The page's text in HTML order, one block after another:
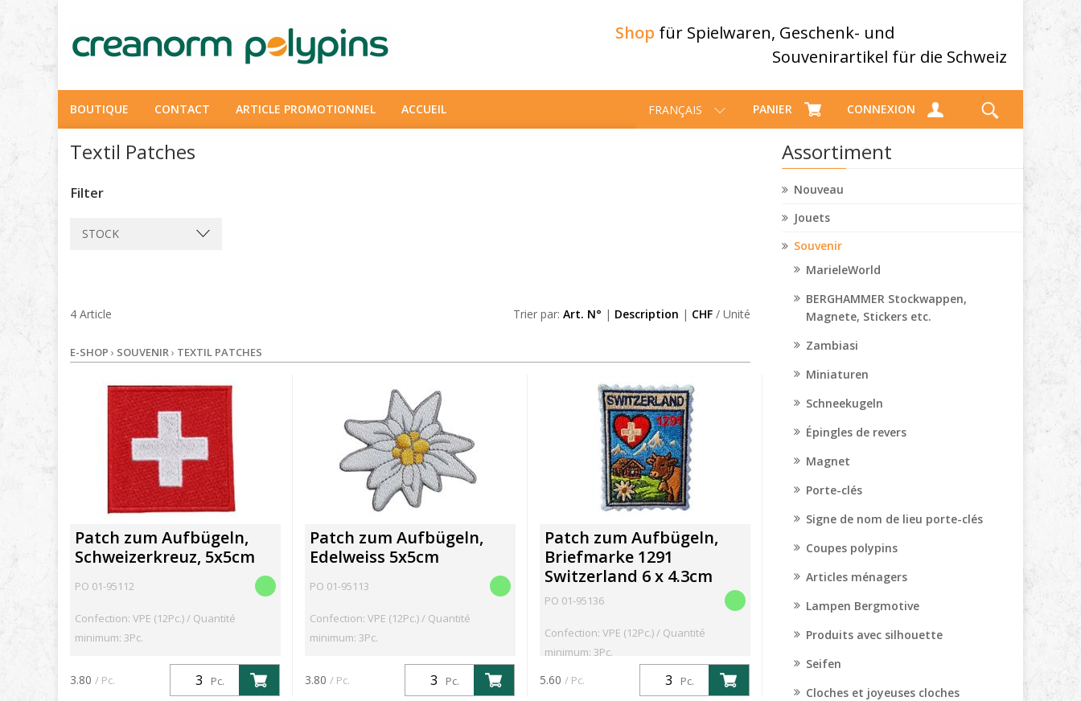
Shop für Spielwaren, Geschenk- und
Souvenirartikel für die Schweiz
FRANÇAIS PANIER CONNEXION
BOUTIQUE CONTACT ARTICLE PROMOTIONNEL ACCUEIL
Assortiment
Nouveau
Jouets
Souvenir
MarieleWorld
BERGHAMMER Stockwappen,
Magnete, Stickers etc.
Zambiasi
Miniaturen
Schneekugeln
Épingles de revers
Magnet
Porte-clés
Signe de nom de lieu porte-clés
Coupes polypins
Articles ménagers
Lampen Bergmotive
Produits avec silhouette
Seifen
Cloches et joyeuses cloches
Textil Patches
Filter
STOCK
Trier par: Art. N° | Description | CHF / Unité
4 Article
E-SHOP › SOUVENIR› TEXTIL PATCHES
Patch zum Aufbügeln,
Schweizerkreuz, 5x5cm
PO 01-95112
Confection: VPE (12Pc.) / Quantité
minimum: 3Pc.
Pc.
3.80 / Pc.
Patch zum Aufbügeln,
Edelweiss 5x5cm
PO 01-95113
Confection: VPE (12Pc.) / Quantité
minimum: 3Pc.
Pc.
3.80 / Pc.
Patch zum Aufbügeln,
Briefmarke 1291
Switzerland 6 x 4.3cm
PO 01-95136
Confection: VPE (12Pc.) / Quantité
minimum: 3Pc.
Pc.
5.60 / Pc.